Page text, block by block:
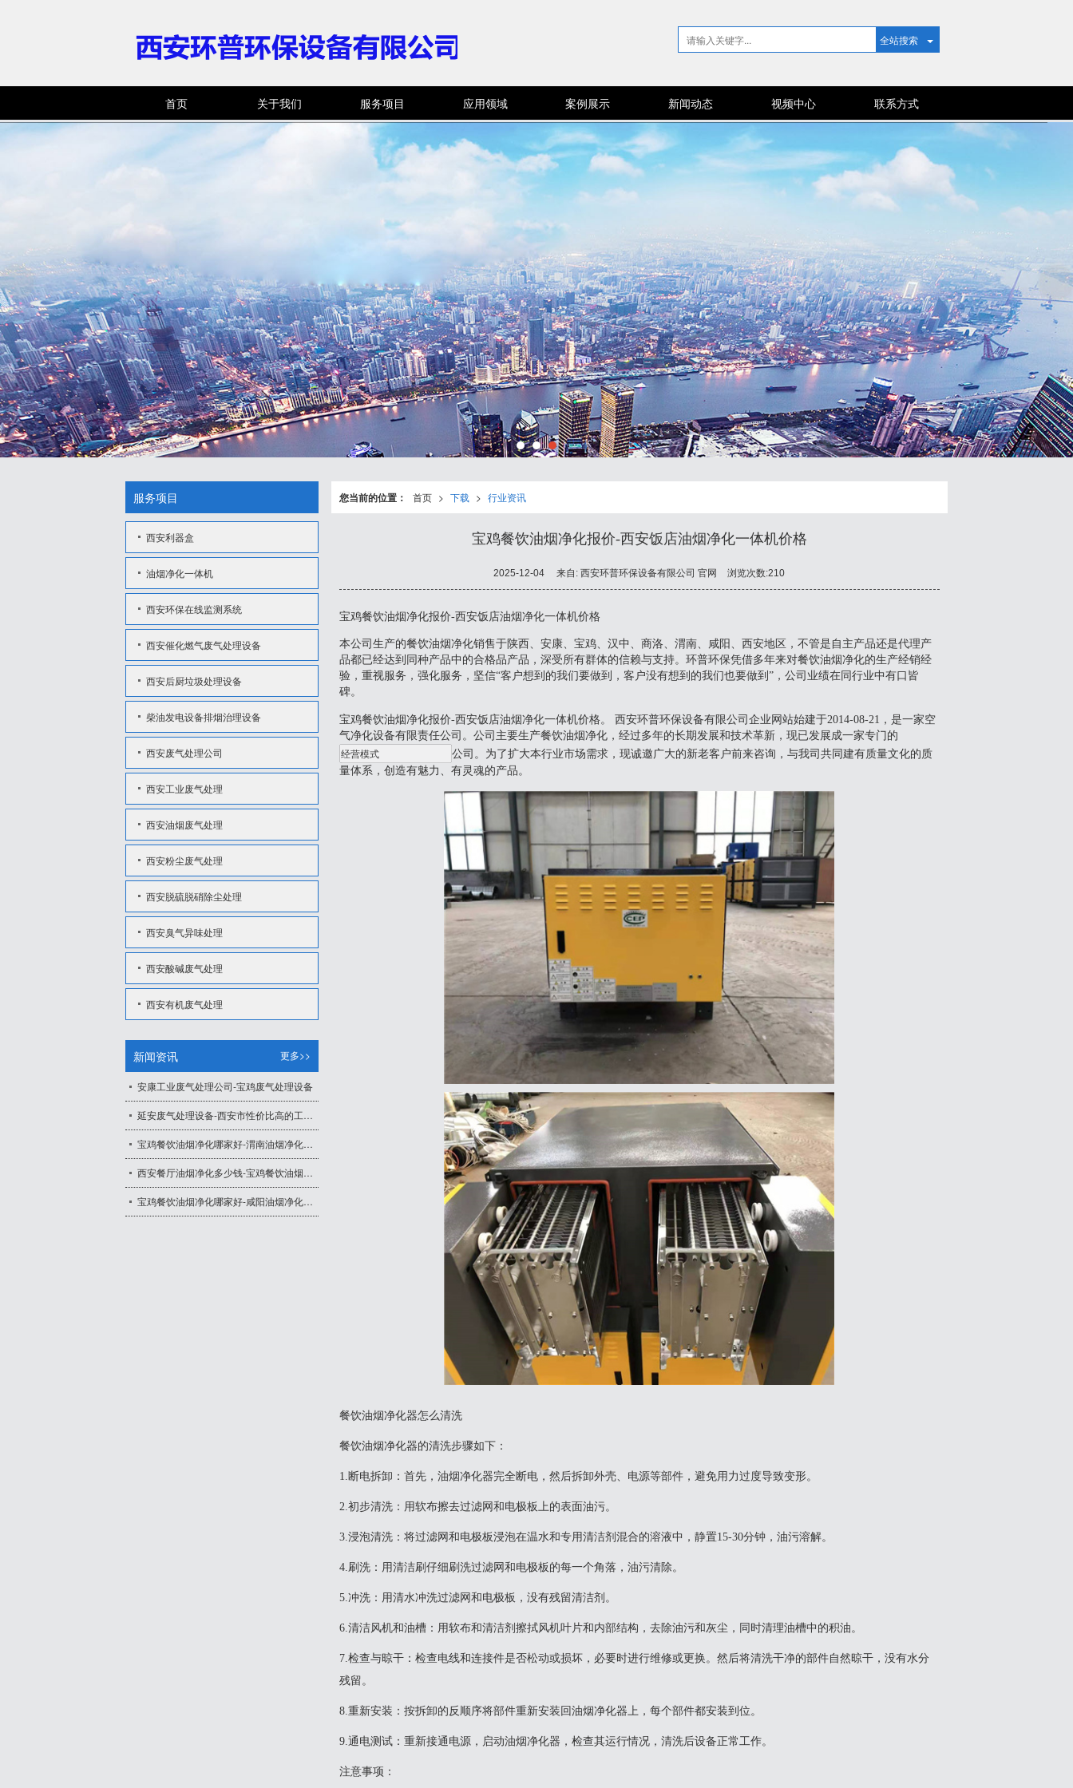
全站搜索
首页 关于我们 服务项目 应用领域 案例展示 新闻动态 视频中心 联系方式
您当前的位置： 首页 > 下载 > 行业资讯
宝鸡餐饮油烟净化报价-西安饭店油烟净化一体机价格
2025-12-04 来自:西安环普环保设备有限公司 官网 浏览次数:210
宝鸡餐饮油烟净化报价-西安饭店油烟净化一体机价格
本公司生产的餐饮油烟净化销售于陕西、安康、宝鸡、汉中、商洛、渭南、咸阳、西安地区，不管是自主产品还是代理产
品都已经达到同种产品中的合格品产品，深受所有群体的信赖与支持。环普环保凭借多年来对餐饮油烟净化的生产经销经
验，重视服务，强化服务，坚信“客户想到的我们要做到，客户没有想到的我们也要做到”，公司业绩在同行业中有口皆
碑。
宝鸡餐饮油烟净化报价-西安饭店油烟净化一体机价格。 西安环普环保设备有限公司企业网站始建于2014-08-21，是一家空
气净化设备有限责任公司。公司主要生产餐饮油烟净化，经过多年的长期发展和技术革新，现已发展成一家专门的
公司。为了扩大本行业市场需求，现诚邀广大的新老客户前来咨询，与我司共同建有质量文化的质
量体系，创造有魅力、有灵魂的产品。
餐饮油烟净化器怎么清洗
‌餐饮油烟净化器的清洗步骤如下‌：‌
1‌.断电拆卸‌：首先，油烟净化器完全断电，然后拆卸外壳、电源等部件，避免用力过度导致变形。
‌2.初步清洗‌：用软布擦去过滤网和电极板上的表面油污。
‌3.浸泡清洗‌：将过滤网和电极板浸泡在温水和专用清洁剂混合的溶液中，静置15-30分钟，油污溶解。
‌4.刷洗‌：用清洁刷仔细刷洗过滤网和电极板的每一个角落，油污清除。
‌5.冲洗‌：用清水冲洗过滤网和电极板，没有残留清洁剂。
‌6.清洁风机和油槽‌：用软布和清洁剂擦拭风机叶片和内部结构，去除油污和灰尘，同时清理油槽中的积油。
‌7.检查与晾干‌：检查电线和连接件是否松动或损坏，必要时进行维修或更换。然后将清洗干净的部件自然晾干，没有水分
残留。
‌8.重新安装‌：按拆卸的反顺序将部件重新安装回油烟净化器上，每个部件都安装到位。
‌9.通电测试‌：重新接通电源，启动油烟净化器，检查其运行情况，清洗后设备正常工作。
‌注意事项‌：
服务项目
西安利器盒
油烟净化一体机
西安环保在线监测系统
西安催化燃气废气处理设备
西安后厨垃圾处理设备
柴油发电设备排烟治理设备
西安废气处理公司
西安工业废气处理
西安油烟废气处理
西安粉尘废气处理
西安脱硫脱硝除尘处理
西安臭气异味处理
西安酸碱废气处理
西安有机废气处理
更多>>
新闻资讯
安康工业废气处理公司-宝鸡废气处理设备
延安废气处理设备-西安市性价比高的工业废气处理设备出售
宝鸡餐饮油烟净化哪家好-渭南油烟净化一体机厂家
西安餐厅油烟净化多少钱-宝鸡餐饮油烟净化器公司
宝鸡餐饮油烟净化哪家好-咸阳油烟净化一体机报价